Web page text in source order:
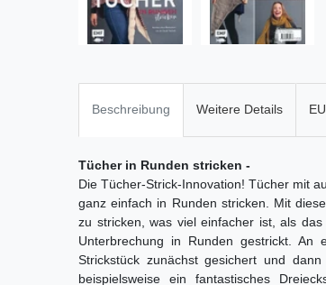
Beschreibung Weitere Details
Tücher in Runden stricken -
Die Tücher-Strick-Innovation! Tücher mit
ganz einfach in Runden stricken. Mit
zu stricken, was viel einfacher ist, als
Unterbrechung in Runden gestrickt. An
Strickstück zunächst gesichert und
beispielsweise ein fantastisches